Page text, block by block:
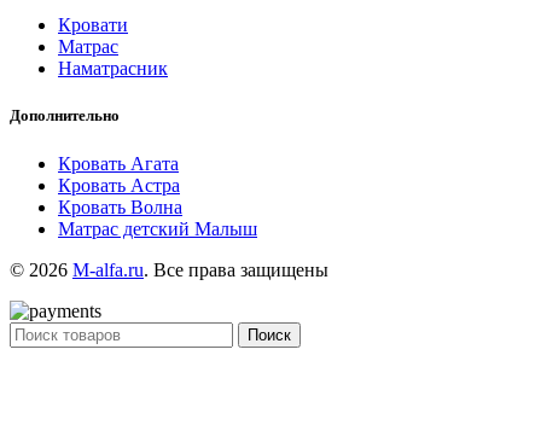
Кровати
Матрас
Наматрасник
Дополнительно
Кровать Агата
Кровать Астра
Кровать Волна
Матрас детский Малыш
© 2026 M-alfa.ru. Все права защищены
Поиск